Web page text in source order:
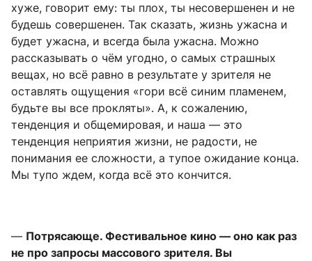
хуже, говорит ему: ты плох, ты несовершенен и не
будешь совершенен. Так сказать, жизнь ужасна и
будет ужасна, и всегда была ужасна. Можно
рассказывать о чём угодно, о самых страшных
вещах, но всё равно в результате у зрителя не
оставлять ощущения «гори всё синим пламенем,
будьте вы все прокляты». А, к сожалению,
тенденция и общемировая, и наша — это
тенденция неприятия жизни, не радости, не
понимания ее сложности, а тупое ожидание конца.
Мы тупо ждем, когда всё это кончится.
— Потрясающе. Фестивальное кино — оно как раз
не про запросы массового зрителя. Вы